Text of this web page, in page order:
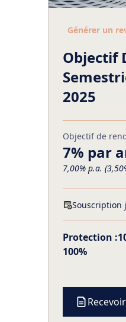
Générer un
Objectif
2025
Objectif de
7% par
7,00% p.a.
Souscription
Protection :
100%